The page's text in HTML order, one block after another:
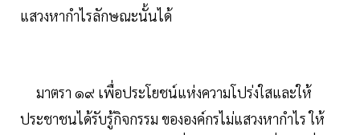
แสวงหากำไรลักษณะนั้นได้
มาตรา ๑๙ เพื่อประโยชน์แห่งความโปร่งใสและให้
ประชาชนได้รับรู้กิจกรรม ขององค์กรไม่แสวงหากำไร ให้